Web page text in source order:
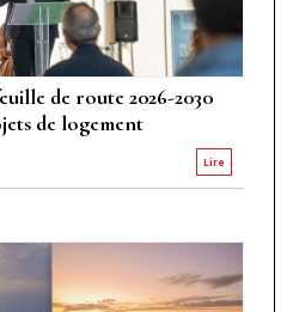
de route 2026-2030
de logement
Lire